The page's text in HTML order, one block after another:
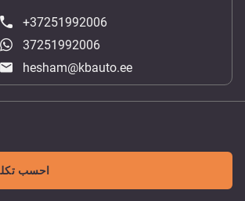
+37251992006
37251992006
hesham@kbauto.ee
احسب